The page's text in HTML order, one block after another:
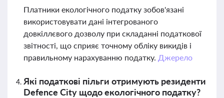
Платники екологічного податку зобов'язані
використовувати дані інтегрованого
довкіллєвого дозволу при складанні податкової
звітності, що сприяє точному обліку викидів і
правильному нарахуванню податку. Джерело
Які податкові пільги отримують резиденти
Defence City щодо екологічного податку?